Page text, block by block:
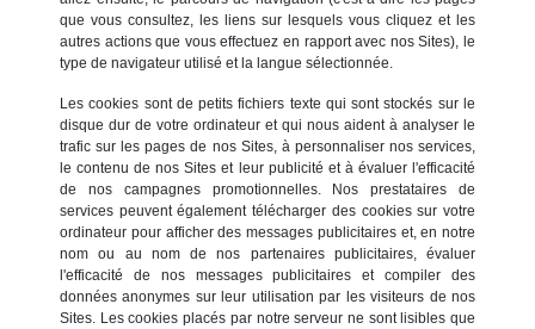
que vous consultez, les liens sur lesquels vous cliquez et les
autres actions que vous effectuez en rapport avec nos Sites), le
type de navigateur utilisé et la langue sélectionnée.
Les cookies sont de petits fichiers texte qui sont stockés sur le
disque dur de votre ordinateur et qui nous aident à analyser le
trafic sur les pages de nos Sites, à personnaliser nos services,
le contenu de nos Sites et leur publicité et à évaluer l'efficacité
de nos campagnes promotionnelles. Nos prestataires de
services peuvent également télécharger des cookies sur votre
ordinateur pour afficher des messages publicitaires et, en notre
nom ou au nom de nos partenaires publicitaires, évaluer
l'efficacité de nos messages publicitaires et compiler des
données anonymes sur leur utilisation par les visiteurs de nos
Sites. Les cookies placés par notre serveur ne sont lisibles que